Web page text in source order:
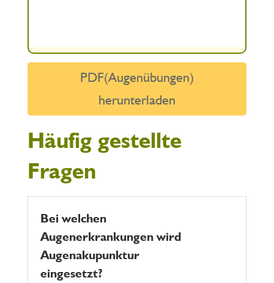
PDF(Augenübungen)
herunterladen
Häufig gestellte
Fragen
Bei welchen
Augenerkrankungen wird
Augenakupunktur
eingesetzt?